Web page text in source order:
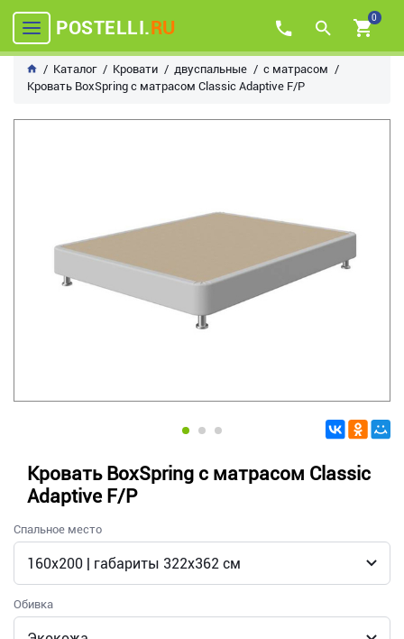
POSTELLI.RU 0
Каталог Кровати двуспальные
с матрасом
Кровать BoxSpring с матрасом Classic Adaptive F/P
Кровать BoxSpring с матрасом Classic
Adaptive F/P
Спальное место
Обивка